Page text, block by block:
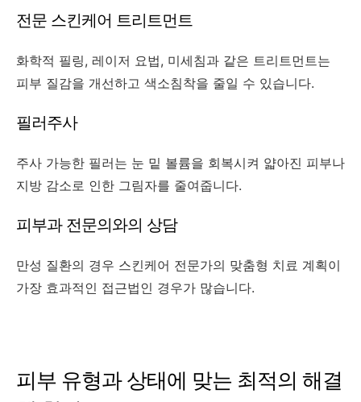
전문 스킨케어 트리트먼트
화학적 필링, 레이저 요법, 미세침과 같은 트리트먼트는
피부 질감을 개선하고 색소침착을 줄일 수 있습니다.
필러주사
주사 가능한 필러는 눈 밑 볼륨을 회복시켜 얇아진 피부나
지방 감소로 인한 그림자를 줄여줍니다.
피부과 전문의와의 상담
만성 질환의 경우 스킨케어 전문가의 맞춤형 치료 계획이
가장 효과적인 접근법인 경우가 많습니다.
피부 유형과 상태에 맞는 최적의 해결